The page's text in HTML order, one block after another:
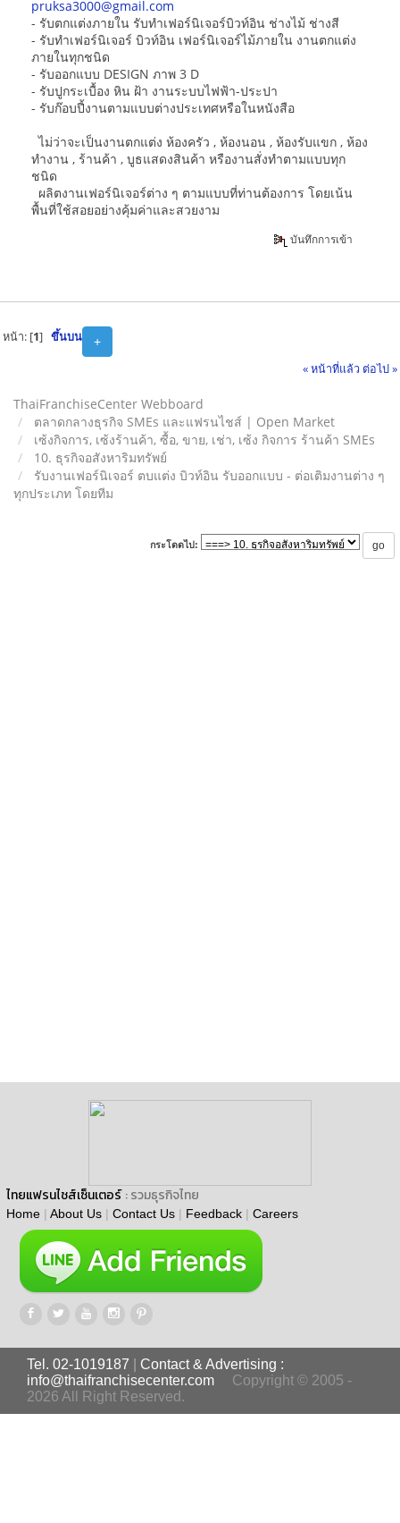
pruksa3000@gmail.com
- รับตกแต่งภายใน รับทำเฟอร์นิเจอร์บิวท์อิน ช่างไม้ ช่างสี
- รับทำเฟอร์นิเจอร์ บิวท์อิน เฟอร์นิเจอร์ไม้ภายใน งานตกแต่ง
ภายในทุกชนิด
- รับออกแบบ DESIGN ภาพ 3 D
- รับปูกระเบื้อง หิน ฝ้า งานระบบไฟฟ้า-ประปา
- รับก๊อบปี้งานตามแบบต่างประเทศหรือในหนังสือ
ไม่ว่าจะเป็นงานตกแต่ง ห้องครัว , ห้องนอน , ห้องรับแขก , ห้อง
ทำงาน , ร้านค้า , บูธแสดงสินค้า หรืองานสั่งทำตามแบบทุก
ชนิด
ผลิตงานเฟอร์นิเจอร์ต่าง ๆ ตามแบบที่ท่านต้องการ โดยเน้น
พื้นที่ใช้สอยอย่างคุ้มค่าและสวยงาม
บันทึกการเข้า
+
หน้า: [1] ขึ้นบน
« หน้าที่แล้ว ต่อไป »
ThaiFranchiseCenter Webboard
ตลาดกลางธุรกิจ SMEs และแฟรนไชส์ | Open Market
เซ้งกิจการ, เซ้งร้านค้า, ซื้อ, ขาย, เช่า, เซ้ง กิจการ ร้านค้า SMEs
10. ธุรกิจอสังหาริมทรัพย์
รับงานเฟอร์นิเจอร์ ตบแต่ง บิวท์อิน รับออกแบบ - ต่อเติมงานต่าง ๆ
ทุกประเภท โดยทีม
กระโดดไป:
ไทยแฟรนไชส์เซ็นเตอร์ : รวมธุรกิจไทย
Home | About Us | Contact Us | Feedback | Careers
Tel. 02-1019187
Contact & Advertising :
info@thaifranchisecenter.com
Copyright © 2005 -
2026 All Right Reserved.